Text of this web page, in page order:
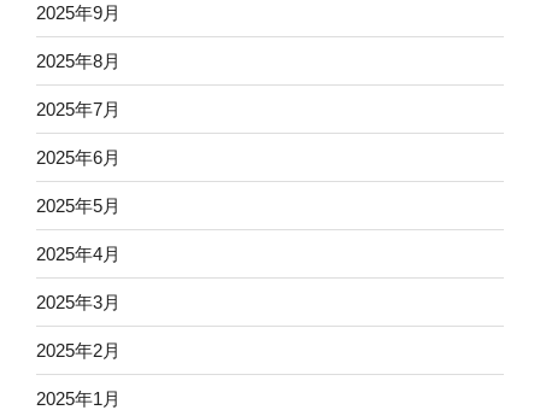
2025年9月
2025年8月
2025年7月
2025年6月
2025年5月
2025年4月
2025年3月
2025年2月
2025年1月